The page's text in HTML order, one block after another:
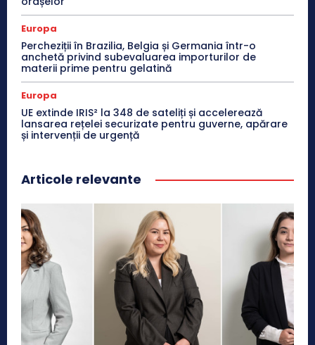
Europa
Percheziții în Brazilia, Belgia și Germania într-o
anchetă privind subevaluarea importurilor de
materii prime pentru gelatină
Europa
UE extinde IRIS² la 348 de sateliți și accelerează
lansarea rețelei securizate pentru guverne, apărare
și intervenții de urgență
Articole relevante